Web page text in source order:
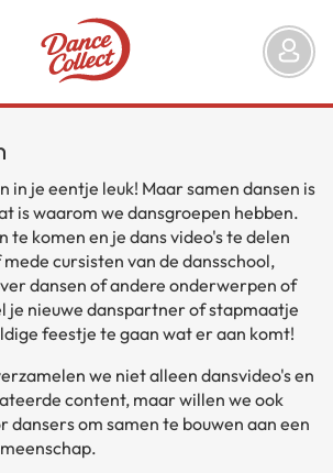
in je eentje leuk! Maar samen dansen is
is waarom we dansgroepen hebben.
te komen en je dans video's te delen
cursisten van de dansschool,
dansen of andere onderwerpen of
je nieuwe danspartner of stapmaatje
feestje te gaan wat er aan komt!
we niet alleen dansvideo's en
content, maar willen we ook
dansers om samen te bouwen aan een